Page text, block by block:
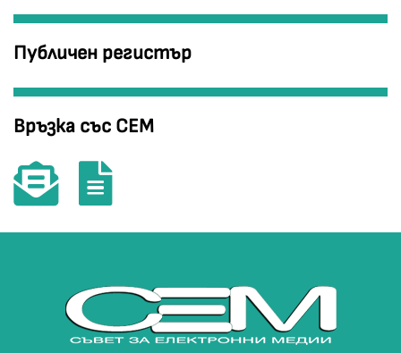
Публичен регистър
Връзка със СЕМ